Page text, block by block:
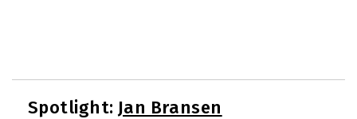
Spotlight: Jan Bransen